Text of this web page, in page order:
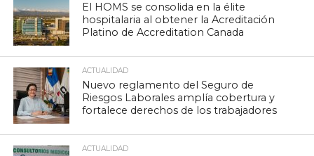
El HOMS se consolida en la élite
hospitalaria al obtener la Acreditación
Platino de Accreditation Canada
ACTUALIDAD
Nuevo reglamento del Seguro de
Riesgos Laborales amplía cobertura y
fortalece derechos de los trabajadores
ACTUALIDAD